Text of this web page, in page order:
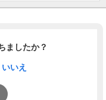
ましたか？
いいえ